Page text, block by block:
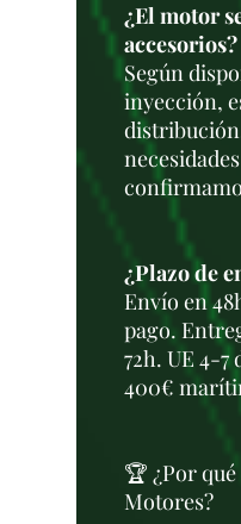
¿El motor
accesorios?
Según
inyección,
¿Plazo de
Envío en
pago.
72h. UE 4-7
400€
🏆 ¿Por
Motores?